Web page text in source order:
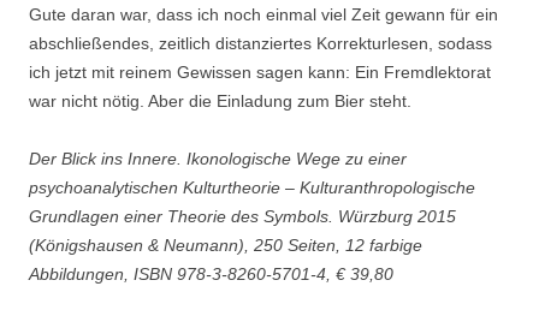
Gute daran war, dass ich noch einmal viel Zeit gewann für ein
abschließendes, zeitlich distanziertes Korrekturlesen, sodass
ich jetzt mit reinem Gewissen sagen kann: Ein Fremdlektorat
war nicht nötig. Aber die Einladung zum Bier steht.
Der Blick ins Innere. Ikonologische Wege zu einer
psychoanalytischen Kulturtheorie – Kulturanthropologische
Grundlagen einer Theorie des Symbols. Würzburg 2015
(Königshausen & Neumann), 250 Seiten, 12 farbige
Abbildungen, ISBN 978-3-8260-5701-4, € 39,80